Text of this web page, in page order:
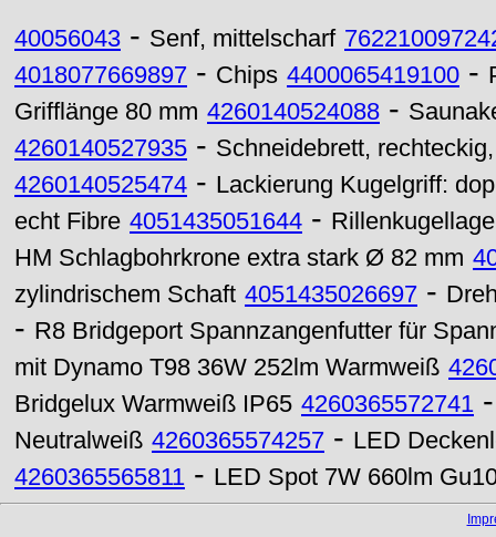
40056043 - Senf, mittelscharf
4018077669897 - Chips 4400065419100 -
Grifflänge 80 mm 4260140524088 -
4260140527935 - Schneidebrett,
4260140525474 - Lackierung Kugelgriff:
echt Fibre 4051435051644 -
HM Schlagbohrkrone extra stark Ø 82 mm
zylindrischem Schaft 4051435026697 -
- R8 Bridgeport Spannzangenfutter für
mit Dynamo T98 36W 252lm Warmweiß
Bridgelux Warmweiß IP65 4260365572741
Neutralweiß 4260365574257 - LED
4260365565811 - LED Spot 7W 660lm